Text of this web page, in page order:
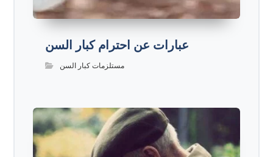
عبارات عن احترام كبار السن
مستلزمات كبار السن